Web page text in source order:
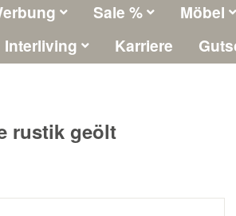
Sale % Möbel
Interliving Karriere
rustik geölt